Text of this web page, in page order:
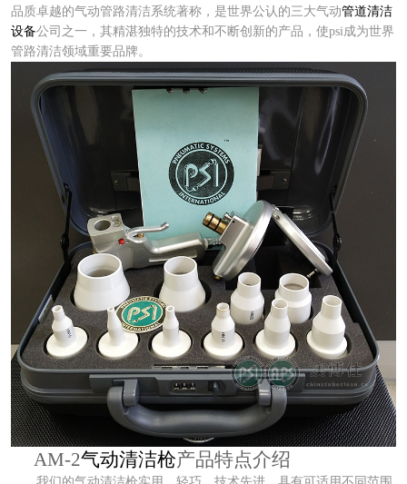
品质卓越的气动管路清洁系统著称，是世界公认的三大气动管道清洁
设备公司之一，其精湛独特的技术和不断创新的产品，使psi成为世界
管路清洁领域重要品牌。
AM-2气动清洁枪产品特点介绍